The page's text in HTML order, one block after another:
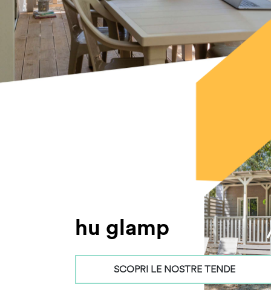
hu glamp
SCOPRI LE NOSTRE TENDE